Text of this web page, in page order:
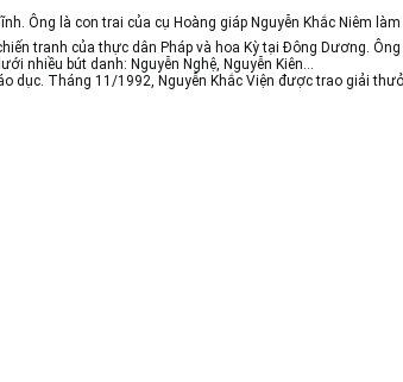
Ông là con trai của cụ Hoàng giáp Nguyễn Khắc Niêm
tranh của thực dân Pháp và hoa Kỳ tại Đông Dương.
nhiều bút danh: Nguyễn Nghệ, Nguyễn Kiên…
Tháng 11/1992, Nguyễn Khắc Viện được trao giải